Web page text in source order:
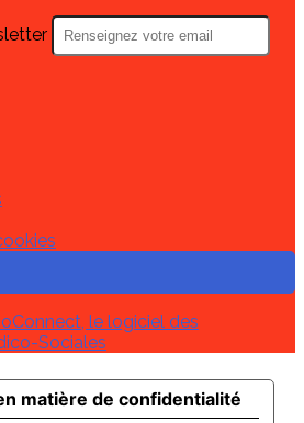
le logiciel des
Sociales
matière de confidentialité